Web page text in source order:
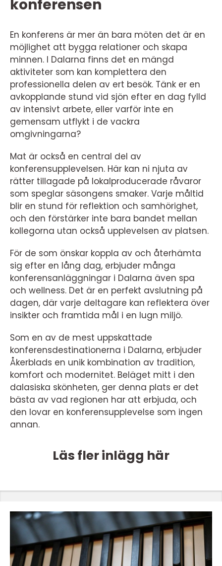
konferensen
En konferens är mer än bara möten det är en
möjlighet att bygga relationer och skapa
minnen. I Dalarna finns det en mängd
aktiviteter som kan komplettera den
professionella delen av ert besök. Tänk er en
avkopplande stund vid sjön efter en dag fylld
av intensivt arbete, eller varför inte en
gemensam utflykt i de vackra
omgivningarna?
Mat är också en central del av
konferensupplevelsen. Här kan ni njuta av
rätter tillagade på lokalproducerade råvaror
som speglar säsongens smaker. Varje måltid
blir en stund för reflektion och samhörighet,
och den förstärker inte bara bandet mellan
kollegorna utan också upplevelsen av platsen.
För de som önskar koppla av och återhämta
sig efter en lång dag, erbjuder många
konferensanläggningar i Dalarna även spa
och wellness. Det är en perfekt avslutning på
dagen, där varje deltagare kan reflektera över
insikter och framtida mål i en lugn miljö.
Som en av de mest uppskattade
konferensdestinationerna i Dalarna, erbjuder
Åkerblads en unik kombination av tradition,
komfort och modernitet. Beläget mitt i den
dalasiska skönheten, ger denna plats er det
bästa av vad regionen har att erbjuda, och
den lovar en konferensupplevelse som ingen
annan.
Läs fler inlägg här